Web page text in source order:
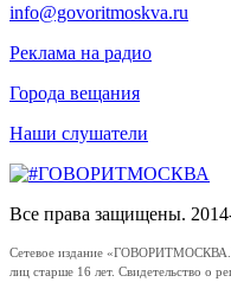
info@govoritmoskva.ru
Реклама на радио
Города вещания
Наши слушатели
Все права защищены.
Сетевое издание
лиц старше 16 лет. Свидетельство